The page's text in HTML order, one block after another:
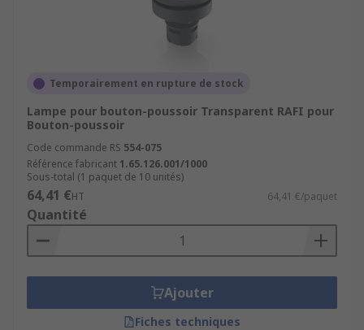
Temporairement en rupture de stock
Lampe pour bouton-poussoir Transparent RAFI pour
Bouton-poussoir
Code commande RS 554-075
Référence fabricant 1.65.126.001/1000
Sous-total (1 paquet de 10 unités)
64,41 €HT 64,41 €/paquet
Quantité
Ajouter
Fiches techniques